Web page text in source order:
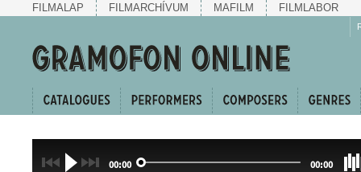
FILMALAP FILMARCHÍVUM MAFILM FILMLABOR
00:00 00:00